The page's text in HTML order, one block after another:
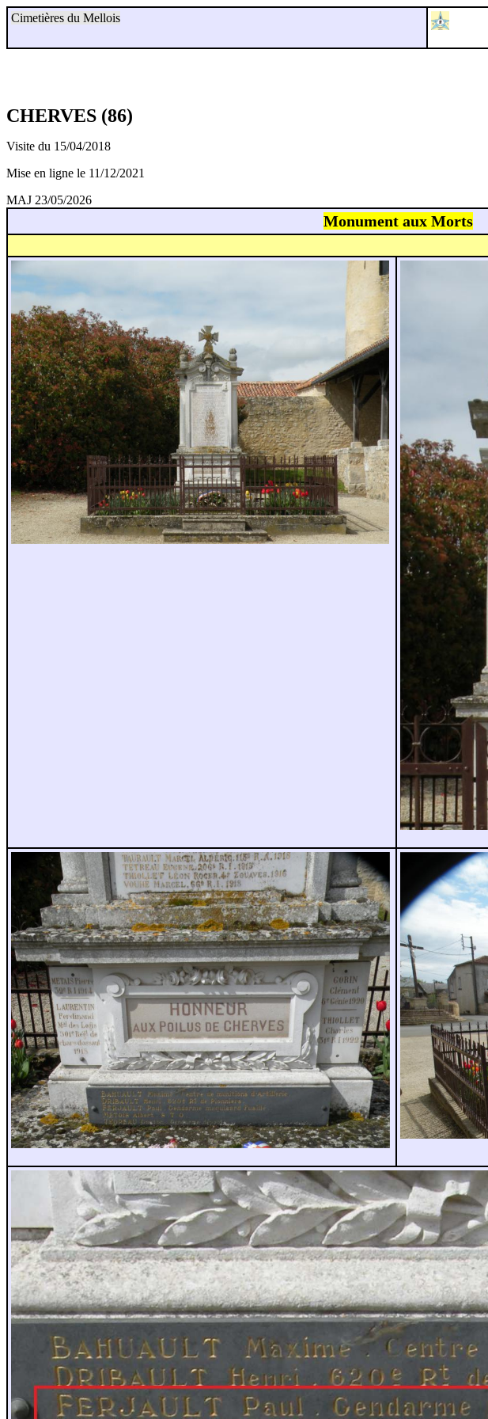
Cimetières du Mellois
CHERVES (86)
Visite du 15/04/2018
Mise en ligne le 11/12/2021
MAJ 23/05/2026
Monument aux Morts